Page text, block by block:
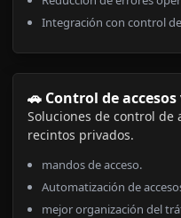
Integración con control
🚗 Control de
Soluciones de control de
recintos privados.
mandos de acceso.
Automatización de
mejor organización del